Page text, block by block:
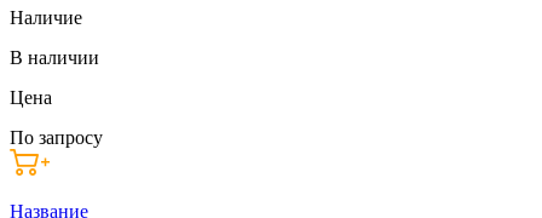
Наличие
В наличии
Цена
По запросу
Название